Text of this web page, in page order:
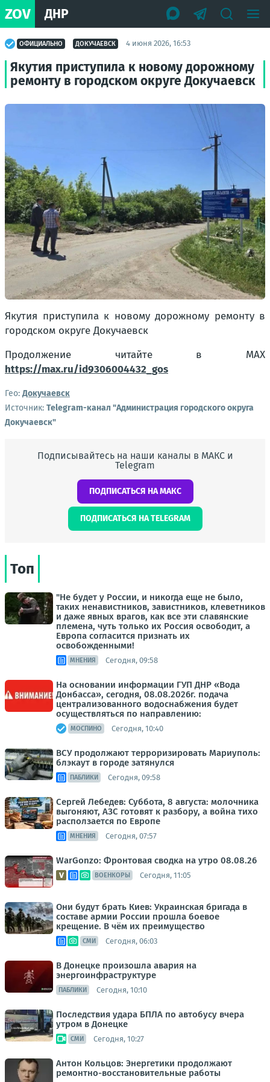
ZOV ДНР
ОФИЦИАЛЬНО ДОКУЧАЕВСК 4 июня 2026, 16:53
Якутия приступила к новому дорожному
ремонту в городском округе Докучаевск
Якутия приступила к новому дорожному ремонту в
городском округе Докучаевск
Продолжение читайте в МАХ
https://max.ru/id9306004432_gos
Гео:Докучаевск
Источник: Telegram-канал "Администрация городского округа
Докучаевск"
Подписывайтесь на наши каналы в МАКС и
Telegram
ПОДПИСАТЬСЯ НА МАКС
ПОДПИСАТЬСЯ НА TELEGRAM
Топ
"Не будет у России, и никогда еще не было,
таких ненавистников, завистников, клеветников
и даже явных врагов, как все эти славянские
племена, чуть только их Россия освободит, а
Европа согласится признать их
освобожденными!
МНЕНИЯ Сегодня, 09:58
На основании информации ГУП ДНР «Вода
Донбасса», сегодня, 08.08.2026г. подача
централизованного водоснабжения будет
осуществляться по направлению:
МОСПИНО Сегодня, 10:40
ВСУ продолжают терроризировать Мариуполь:
блэкаут в городе затянулся
ПАБЛИКИ Сегодня, 09:58
Сергей Лебедев: Суббота, 8 августа: молочника
выгоняют, АЗС готовят к разбору, а война тихо
расползается по Европе
МНЕНИЯ Сегодня, 07:57
WarGonzo: Фронтовая сводка на утро 08.08.26
ВОЕНКОРЫ Сегодня, 11:05
Они будут брать Киев: Украинская бригада в
составе армии России прошла боевое
крещение. В чём их преимущество
СМИ Сегодня, 06:03
В Донецке произошла авария на
энергоинфраструктуре
ПАБЛИКИ Сегодня, 10:10
Последствия удара БПЛА по автобусу вчера
утром в Донецке
СМИ Сегодня, 10:27
Антон Кольцов: Энергетики продолжают
ремонтно-восстановительные работы